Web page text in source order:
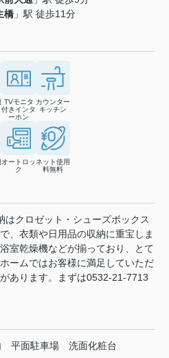
橋 」駅 徒歩11分
TVモニタ
付きインタ
ーホン
カウンター
キッチン
オートロッ
ク
ネット使用
料無料
クロゼット・シューズボックス
、衣類や日用品の収納に重宝しま
室乾燥機などが揃っており、とて
ームではお客様に満足していただ
あります。まずは0532-21-7713
平面駐車場 洗面化粧台